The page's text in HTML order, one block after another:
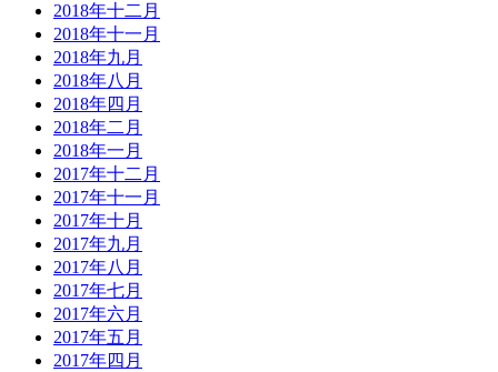
2018年十二月
2018年十一月
2018年九月
2018年八月
2018年四月
2018年二月
2018年一月
2017年十二月
2017年十一月
2017年十月
2017年九月
2017年八月
2017年七月
2017年六月
2017年五月
2017年四月